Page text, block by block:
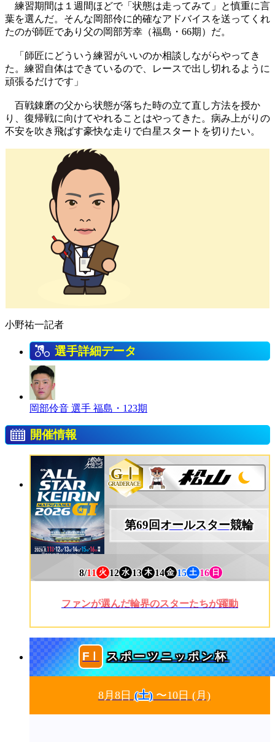
練習期間は１週間ほどで「状態は走ってみて」と慎重に言
葉を選んだ。そんな岡部伶に的確なアドバイスを送ってくれ
たのが師匠であり父の岡部芳幸（福島・66期）だ。
「師匠にどういう練習がいいのか相談しながらやってき
た。練習自体はできているので、レースで出し切れるように
頑張るだけです」
百戦錬磨の父から状態が落ちた時の立て直し方法を授か
り、復帰戦に向けてやれることはやってきた。病み上がりの
不安を吹き飛ばす豪快な走りで白星スタートを切りたい。
小野祐一記者
選手詳細データ
岡部伶音 選手 福島・123期
開催情報
GⅠ
GRADERACE
第69回オールスター競輪
8/11 火 12 水 13 木 14 金 15 土 16 日
ファンが選んだ輪界のスターたちが躍動
スポーツニッポン杯
8月8日(土)〜10日 (月)